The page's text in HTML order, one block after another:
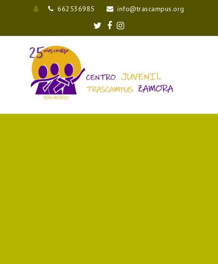
Entrar662536985 info@trascampus.org
TwitterFacebook
Instagram